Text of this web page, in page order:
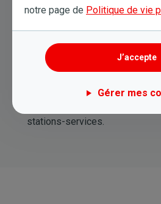
Tarifs
Nous négocions pour vous les
stations-services.
notre page de Politique de vie
J’accepte
Gérer mes